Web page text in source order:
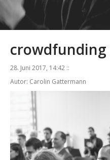
crowdfunding
28. Juni 2017, 14:42 ::
Autor: Carolin Gattermann